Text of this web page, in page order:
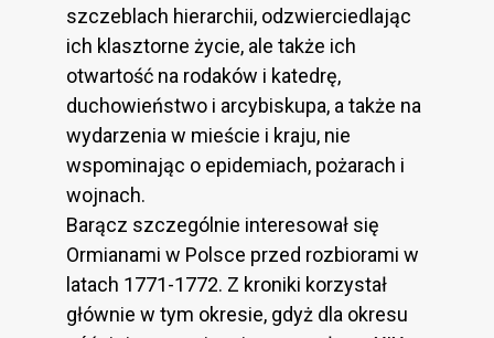
szczeblach hierarchii, odzwierciedlając
ich klasztorne życie, ale także ich
otwartość na rodaków i katedrę,
duchowieństwo i arcybiskupa, a także na
wydarzenia w mieście i kraju, nie
wspominając o epidemiach, pożarach i
wojnach.
Barącz szczególnie interesował się
Ormianami w Polsce przed rozbiorami w
latach 1771-1772. Z kroniki korzystał
głównie w tym okresie, gdyż dla okresu